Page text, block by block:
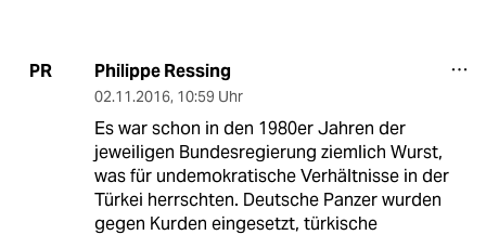
PR Philippe Ressing
02.11.2016, 10:59 Uhr
Es war schon in den 1980er Jahren der
jeweiligen Bundesregierung ziemlich Wurst,
was für undemokratische Verhältnisse in der
Türkei herrschten. Deutsche Panzer wurden
gegen Kurden eingesetzt, türkische